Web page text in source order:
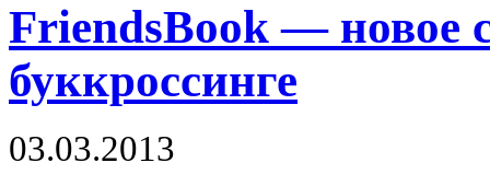
FriendsBook — новое
буккроссинге
03.03.2013